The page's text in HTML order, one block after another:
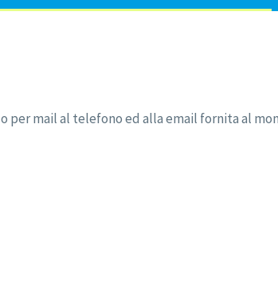
per mail al telefono ed alla email fornita al